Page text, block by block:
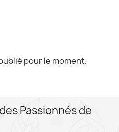
pour le moment.
Passionnés de